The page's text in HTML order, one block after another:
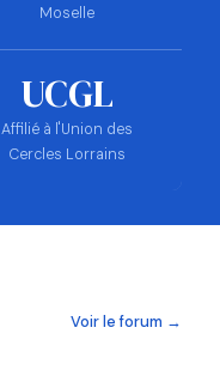
Moselle
UCGL
Affilié à l'Union des
Cercles Lorrains
Voir le forum →